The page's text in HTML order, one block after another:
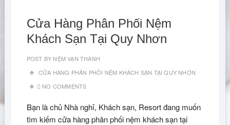
Cửa Hàng Phân Phối Nệm
Khách Sạn Tại Quy Nhơn
POST BY NỆM VẠN THÀNH
CỬA HÀNG PHÂN PHỐI NỆM KHÁCH SẠN TẠI QUY NHƠN
NO COMMENTS
Bạn là chủ Nhà nghỉ, Khách sạn, Resort đang muốn
tìm kiếm cửa hàng phân phối nệm khách sạn tại